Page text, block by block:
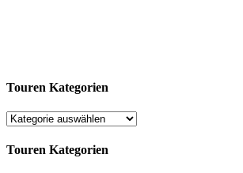
Touren Kategorien
Touren Kategorien